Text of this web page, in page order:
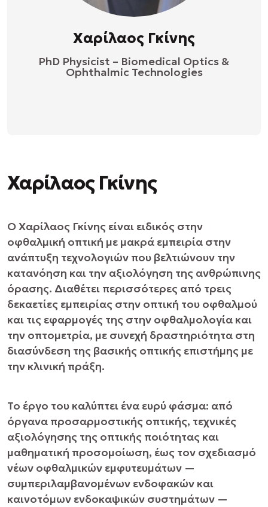
Χαρίλαος Γκίνης
PhD Physicist – Biomedical Optics &
Ophthalmic Technologies
Χαρίλαος Γκίνης
Ο Χαρίλαος Γκίνης είναι ειδικός στην
οφθαλμική οπτική με μακρά εμπειρία στην
ανάπτυξη τεχνολογιών που βελτιώνουν την
κατανόηση και την αξιολόγηση της ανθρώπινης
όρασης. Διαθέτει περισσότερες από τρεις
δεκαετίες εμπειρίας στην οπτική του οφθαλμού
και τις εφαρμογές της στην οφθαλμολογία και
την οπτομετρία, με συνεχή δραστηριότητα στη
διασύνδεση της βασικής οπτικής επιστήμης με
την κλινική πράξη.
Το έργο του καλύπτει ένα ευρύ φάσμα: από
όργανα προσαρμοστικής οπτικής, τεχνικές
αξιολόγησης της οπτικής ποιότητας και
μαθηματική προσομοίωση, έως τον σχεδιασμό
νέων οφθαλμικών εμφυτευμάτων —
συμπεριλαμβανομένων ενδοφακών και
καινοτόμων ενδοκαψικών συστημάτων —